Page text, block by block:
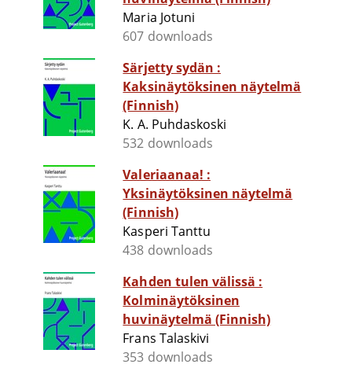
Maria Jotuni
607 downloads
Särjetty sydän :
Kaksinäytöksinen näytelmä
(Finnish)
K. A. Puhdaskoski
532 downloads
Valeriaanaa! :
Yksinäytöksinen näytelmä
(Finnish)
Kasperi Tanttu
438 downloads
Kahden tulen välissä :
Kolminäytöksinen
huvinäytelmä (Finnish)
Frans Talaskivi
353 downloads